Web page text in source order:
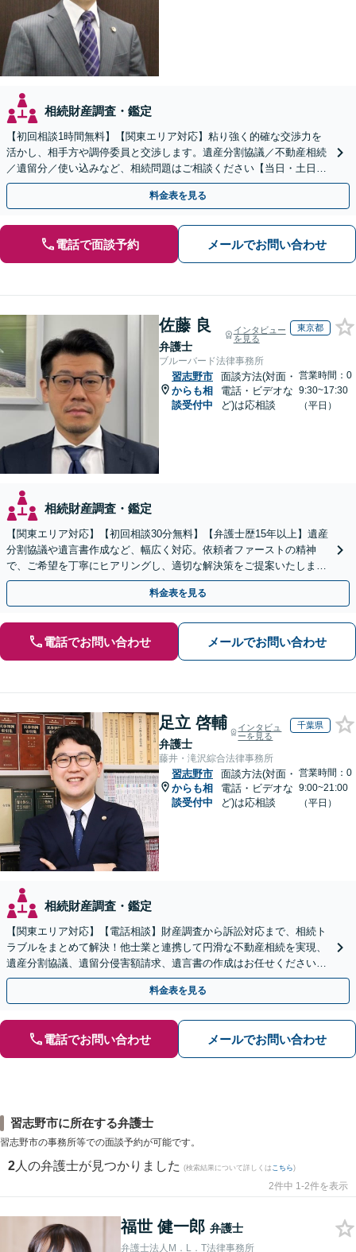
相続財産調査・鑑定
【初回相談1時間無料】【関東エリア対応】粘り強く的確な交渉力を
活かし、相手方や調停委員と交渉します。遺産分割協議／不動産相続
／遺留分／使い込みなど、相続問題はご相談ください【当日・土日対
応可】トラブル前の段階でも相談可。メール24時間受付
料金表を見る
電話で面談予約 メールでお問い合わせ
佐藤 良
弁護士
インタビュー
を見る
東京都
ブルーバード法律事務所
習志野市
からも相
談受付中
面談方法(対面・
電話・ビデオな
ど)は応相談
営業時間：0
9:30~17:30
（平日）
相続財産調査・鑑定
【関東エリア対応】【初回相談30分無料】【弁護士歴15年以上】遺産
分割協議や遺言書作成など、幅広く対応。依頼者ファーストの精神
で、ご希望を丁寧にヒアリングし、適切な解決策をご提案いたしま
す。まずは無料相談でお悩みをお聞かせください。
料金表を見る
電話でお問い合わせ メールでお問い合わせ
足立 啓輔
弁護士
インタビュ
ーを見る
千葉県
藤井・滝沢綜合法律事務所
習志野市
からも相
談受付中
面談方法(対面・
電話・ビデオな
ど)は応相談
営業時間：0
9:00~21:00
（平日）
相続財産調査・鑑定
【関東エリア対応】【電話相談】財産調査から訴訟対応まで、相続ト
ラブルをまとめて解決！他士業と連携して円滑な不動産相続を実現、
遺産分割協議、遺留分侵害額請求、遺言書の作成はお任せください。
明確な料金体系【オンライン面談可能】
料金表を見る
電話でお問い合わせ メールでお問い合わせ
習志野市に所在する弁護士
習志野市の事務所等での面談予約が可能です。
2 人の弁護士が見つかりました (検索結果について詳しくは こちら)
2件中 1-2件を表示
福世 健一郎 弁護士
弁護士法人M．L．T法律事務所